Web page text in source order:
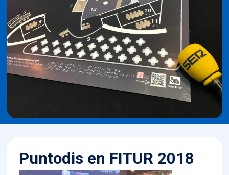
Puntodis en FITUR 2018